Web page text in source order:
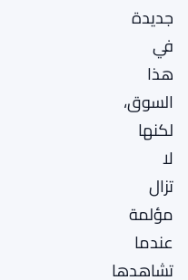
جديدة
في
هذا
السوق،
لكنها
لا
تزال
مؤلمة
عندما
تشاهدها